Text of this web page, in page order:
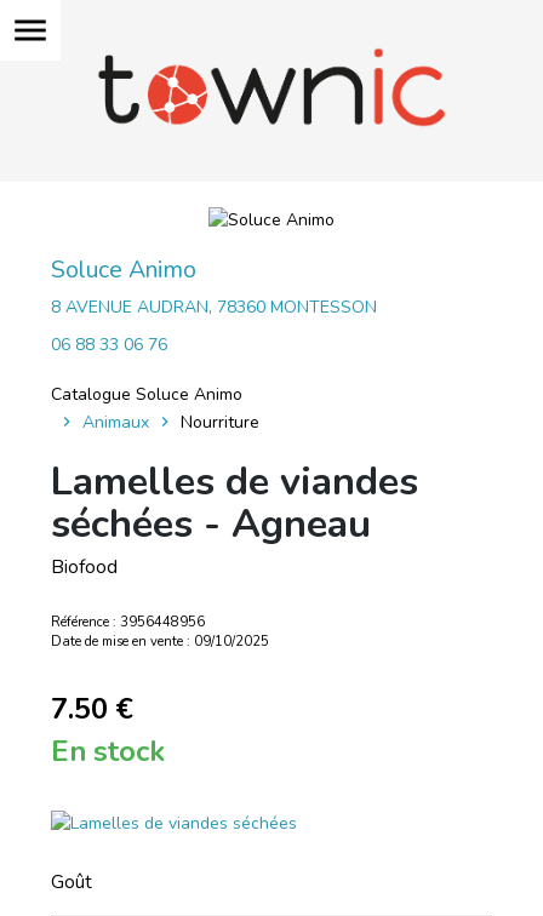
menu
Soluce Animo
8 AVENUE AUDRAN, 78360 MONTESSON
06 88 33 06 76
Catalogue Soluce Animo
Animaux
Nourriture
Lamelles de viandes
séchées - Agneau
Biofood
Référence : 3956448956
Date de mise en vente : 09/10/2025
7.50 €
En stock
Goût